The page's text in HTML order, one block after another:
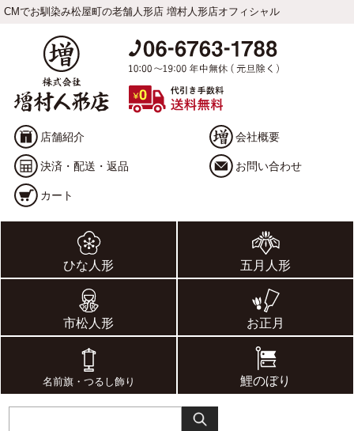
CMでお馴染み松屋町の老舗人形店 増村人形店オフィシャル
店舗紹介 会社概要
決済・配送・返品 お問い合わせ
カート
ひな人形 五月人形
市松人形 お正月
名前旗・つるし飾り 鯉のぼり